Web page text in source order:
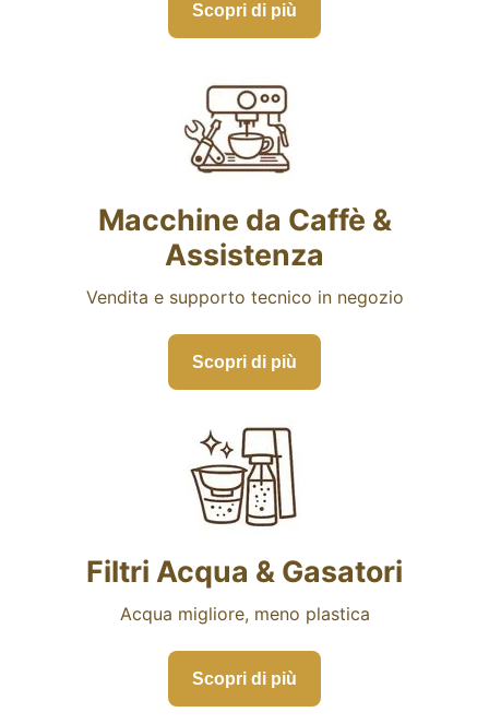
Scopri di più
Macchine da Caffè &
Assistenza
Vendita e supporto tecnico in negozio
Scopri di più
Filtri Acqua & Gasatori
Acqua migliore, meno plastica
Scopri di più